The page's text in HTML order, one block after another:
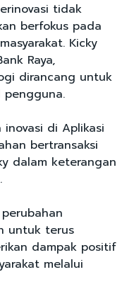
tidak
berfokus pada
Kicky
Raya,
dirancang untuk
inovasi di Aplikasi
bertransaksi
dalam keterangan
untuk terus
dampak positif
melalui